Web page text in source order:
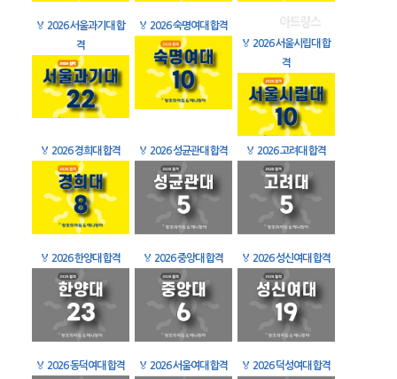
🏅 2026 서울과기대 합
격
🏅 2026 숙명여대 합격
🏅 2026 서울시립대 합
격
🏅 2026 경희대 합격 🏅 2026 성균관대 합격 🏅 2026 고려대 합격
🏅 2026 한양대 합격 🏅 2026 중앙대 합격 🏅 2026 성신여대 합격
🏅 2026 동덕여대 합격 🏅 2026 서울여대 합격 🏅 2026 덕성여대 합격